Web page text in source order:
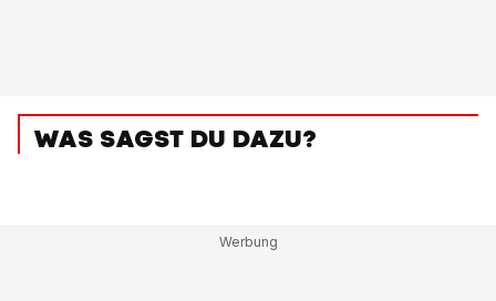
WAS SAGST DU DAZU?